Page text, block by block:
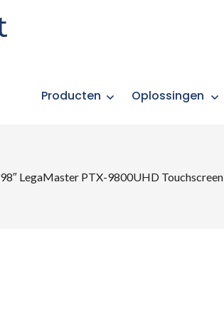
Producten Oplossingen
98″ LegaMaster PTX-9800UHD Touchscreen